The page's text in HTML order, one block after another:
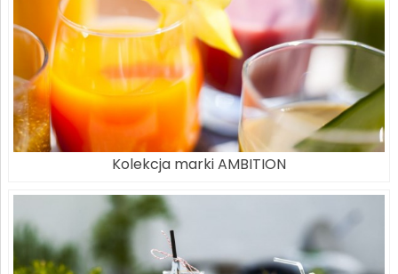
Kolekcja marki AMBITION